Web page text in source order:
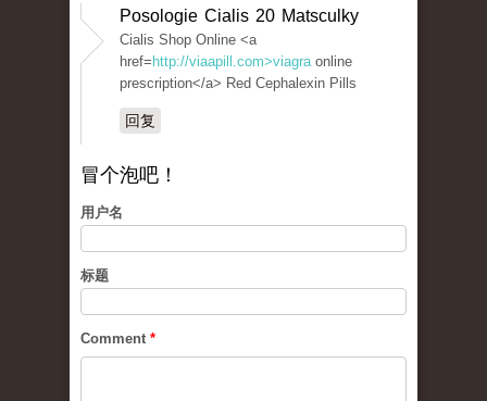
Posologie Cialis 20 Matsculky
Cialis Shop Online <a
href= http://viaapill.com>viagraonline
prescription</a> Red Cephalexin Pills
回复
冒个泡吧！
用户名
标题
Comment *